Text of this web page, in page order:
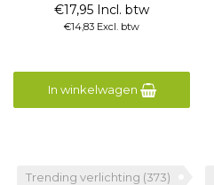
€17,95 Incl. btw
€14,83 Excl. btw
In winkelwagen
Trending verlichting (373)